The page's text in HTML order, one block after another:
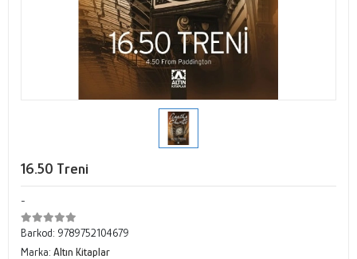
16.50 Treni
-
Barkod: 9789752104679
Marka: Altın Kitaplar